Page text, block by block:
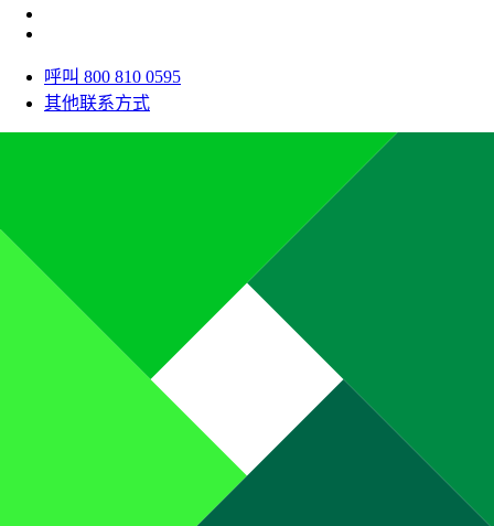
呼叫 800 810 0595
其他联系方式